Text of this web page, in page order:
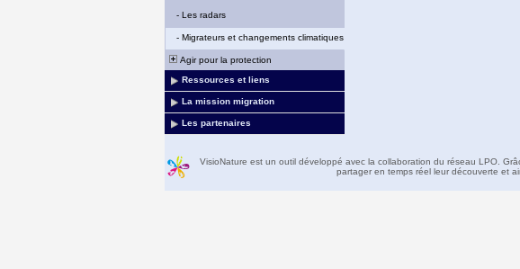
- Les radars
- Migrateurs et changements climatiques
Agir pour la protection
Ressources et liens
La mission migration
Les partenaires
VisioNature est un outil développé avec la collaboration du réseau LPO.
partager en temps réel leur découverte et